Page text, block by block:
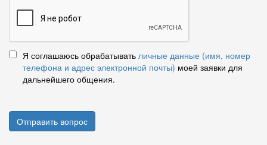
Я соглашаюсь обрабатывать личные данные (имя, номер
телефона и адрес электронной почты) моей заявки для
дальнейшего общения.
Отправить вопрос